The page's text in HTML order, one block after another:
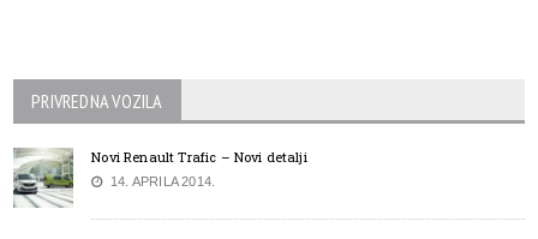
PRIVREDNA VOZILA
Novi Renault Trafic – Novi detalji
14. APRILA 2014.